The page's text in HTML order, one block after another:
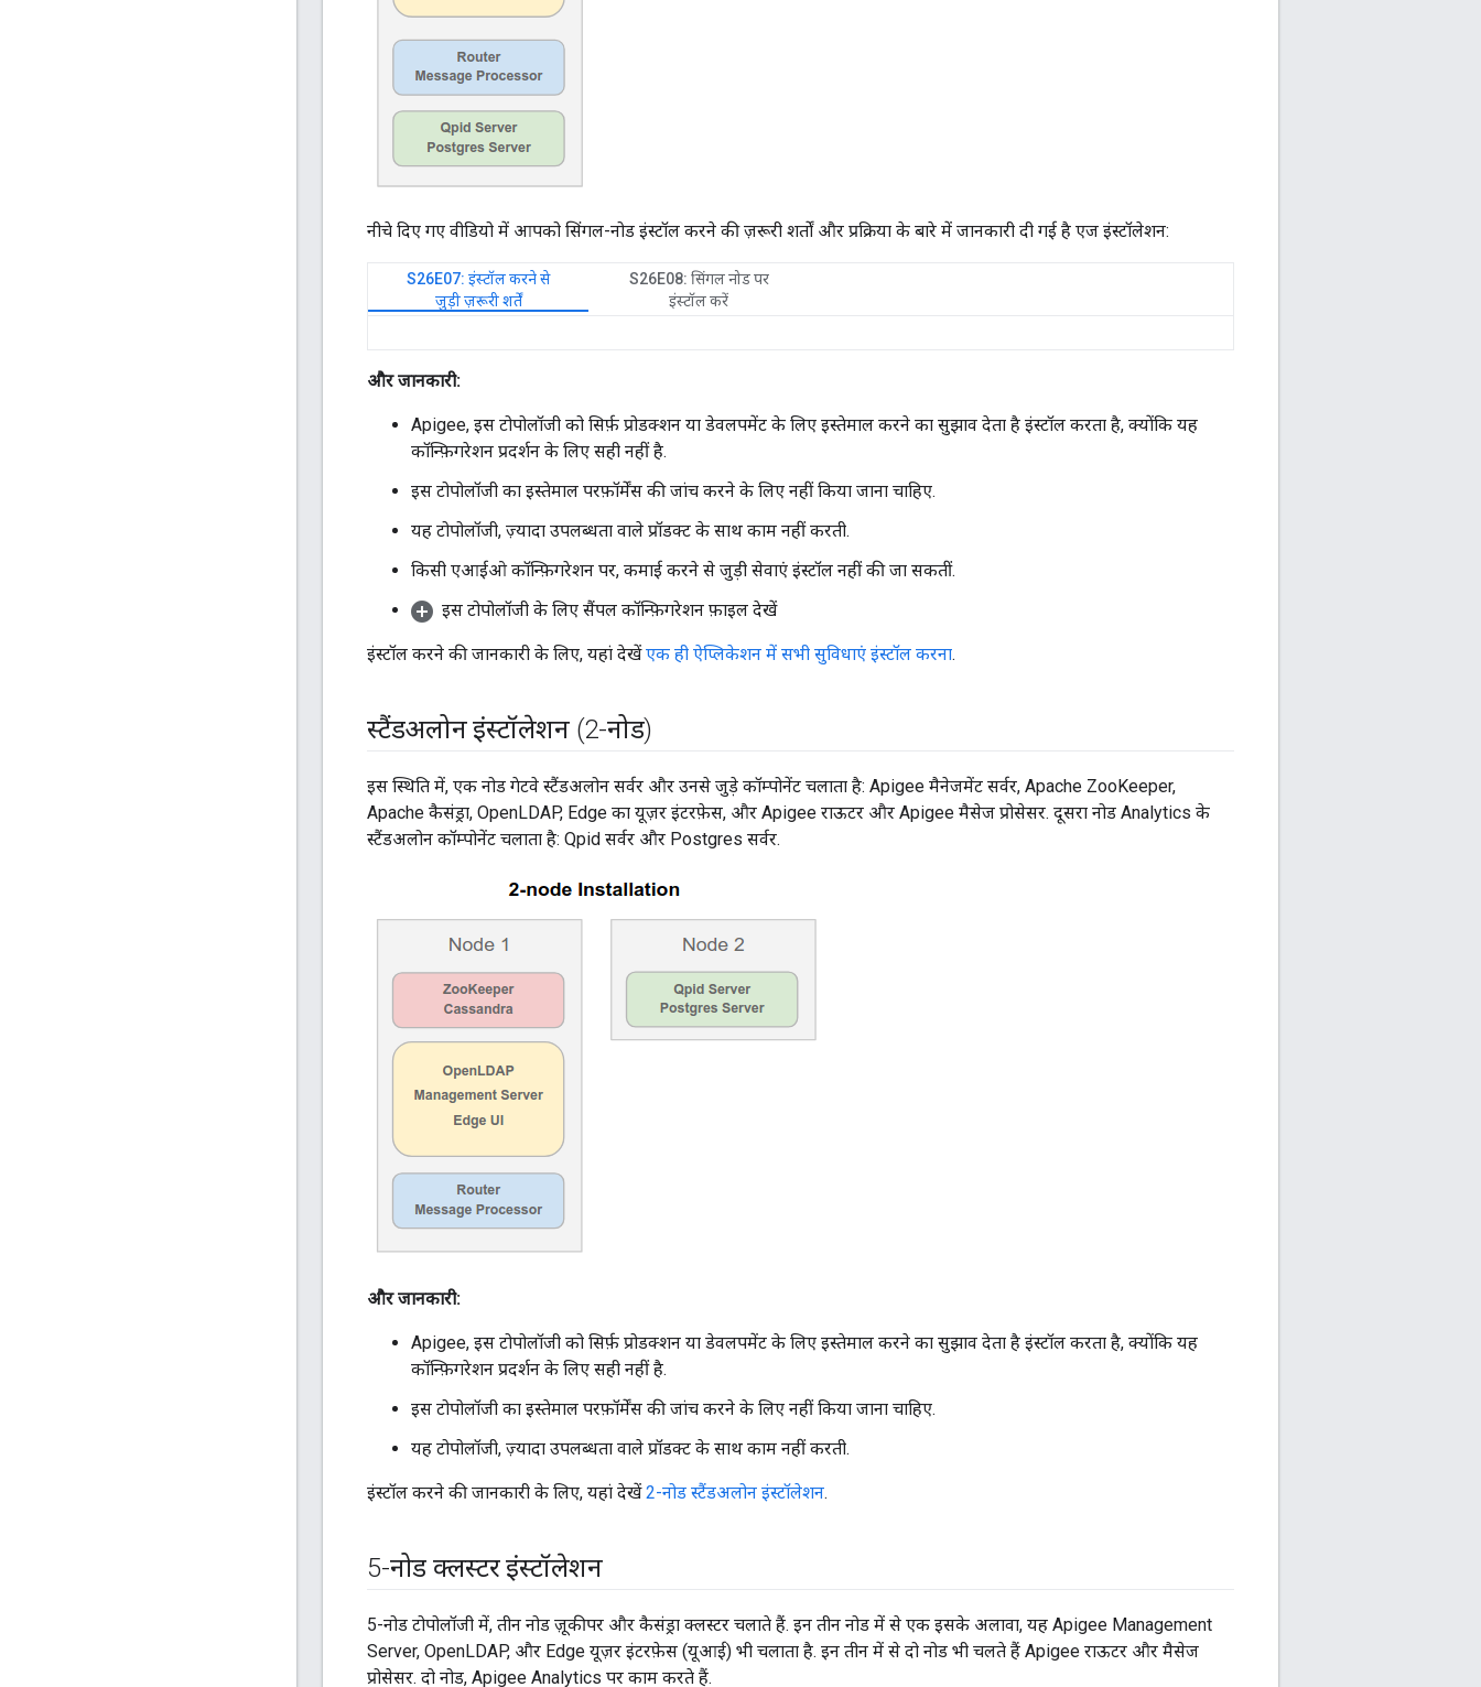
नीचे दिए गए वीडियो में आपको सिंगल-नोड इंस्टॉल करने की ज़रूरी शर्तों और प्रक्रिया के बारे में जानकारी दी गई है एज इंस्टॉलेशन:
S26E07: इंस्टॉल करने से
जुड़ी ज़रूरी शर्तें
S26E08: सिंगल नोड पर
इंस्टॉल करें
और जानकारी:
Apigee, इस टोपोलॉजी को सिर्फ़ प्रोडक्शन या डेवलपमेंट के लिए इस्तेमाल करने का सुझाव देता है इंस्टॉल करता है, क्योंकि यह
कॉन्फ़िगरेशन प्रदर्शन के लिए सही नहीं है.
इस टोपोलॉजी का इस्तेमाल परफ़ॉर्मेंस की जांच करने के लिए नहीं किया जाना चाहिए.
यह टोपोलॉजी, ज़्यादा उपलब्धता वाले प्रॉडक्ट के साथ काम नहीं करती.
किसी एआईओ कॉन्फ़िगरेशन पर, कमाई करने से जुड़ी सेवाएं इंस्टॉल नहीं की जा सकतीं.
इस टोपोलॉजी के लिए सैंपल कॉन्फ़िगरेशन फ़ाइल देखें
इंस्टॉल करने की जानकारी के लिए, यहां देखेंएक ही ऐप्लिकेशन में सभी सुविधाएं इंस्टॉल करना.
स्टैंडअलोन इंस्टॉलेशन (2-नोड)
इस स्थिति में, एक नोड गेटवे स्टैंडअलोन सर्वर और उनसे जुड़े कॉम्पोनेंट चलाता है: Apigee मैनेजमेंट सर्वर, Apache ZooKeeper,
Apache कैसंड्रा, OpenLDAP, Edge का यूज़र इंटरफ़ेस, और Apigee राऊटर और Apigee मैसेज प्रोसेसर. दूसरा नोड Analytics के
स्टैंडअलोन कॉम्पोनेंट चलाता है: Qpid सर्वर और Postgres सर्वर.
और जानकारी:
Apigee, इस टोपोलॉजी को सिर्फ़ प्रोडक्शन या डेवलपमेंट के लिए इस्तेमाल करने का सुझाव देता है इंस्टॉल करता है, क्योंकि यह
कॉन्फ़िगरेशन प्रदर्शन के लिए सही नहीं है.
इस टोपोलॉजी का इस्तेमाल परफ़ॉर्मेंस की जांच करने के लिए नहीं किया जाना चाहिए.
यह टोपोलॉजी, ज़्यादा उपलब्धता वाले प्रॉडक्ट के साथ काम नहीं करती.
इंस्टॉल करने की जानकारी के लिए, यहां देखें2-नोड स्टैंडअलोन इंस्टॉलेशन.
5-नोड क्लस्टर इंस्टॉलेशन
5-नोड टोपोलॉजी में, तीन नोड ज़ूकीपर और कैसंड्रा क्लस्टर चलाते हैं. इन तीन नोड में से एक इसके अलावा, यह Apigee Management
Server, OpenLDAP, और Edge यूज़र इंटरफ़ेस (यूआई) भी चलाता है. इन तीन में से दो नोड भी चलते हैं Apigee राऊटर और मैसेज
प्रोसेसर. दो नोड, Apigee Analytics पर काम करते हैं.